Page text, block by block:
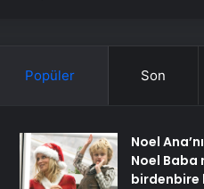
Popüler Son
Noel
Noel Baba
birdenbire